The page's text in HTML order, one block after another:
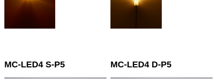
MC-LED4 S-P5 MC-LED4 D-P5